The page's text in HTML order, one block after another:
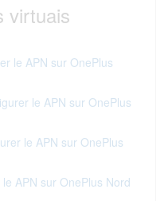
virtuais
le APN sur OnePlus
le APN sur OnePlus
le APN sur OnePlus
APN sur OnePlus Nord